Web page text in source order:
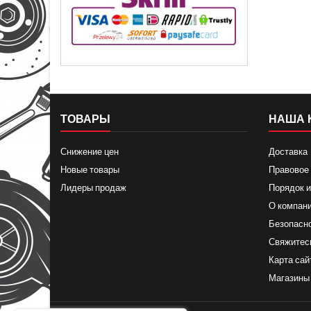
ТОВАРЫ
Снижение цен
Новые товары
Лидеры продаж
НАША
Доставка
Порядок
О
Карта
Магазины